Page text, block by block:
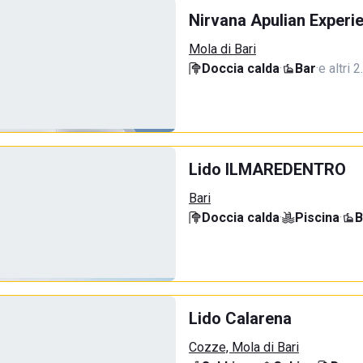
Nirvana Apulian
Mola di Bari
Doccia calda· Bar·e altri
Lido ILMAREDENTRO
Bari
Doccia calda· Piscina·
Lido Calarena
Cozze, Mola di Bari